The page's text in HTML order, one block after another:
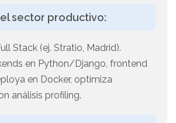
sector productivo:
Stack (ej. Stratio, Madrid).
en Python/Django, frontend
en Docker, optimiza
análisis profiling.